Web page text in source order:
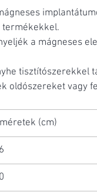
termékekkel.
a mágneses
tisztítószerekkel
oldószereket vagy
(cm)